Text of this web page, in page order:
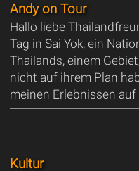
Andy on Tour
Hallo liebe
Tag in Sai Yok, ein
Thailands, einem
nicht auf ihrem Plan
meinen Erlebnissen
Kultur